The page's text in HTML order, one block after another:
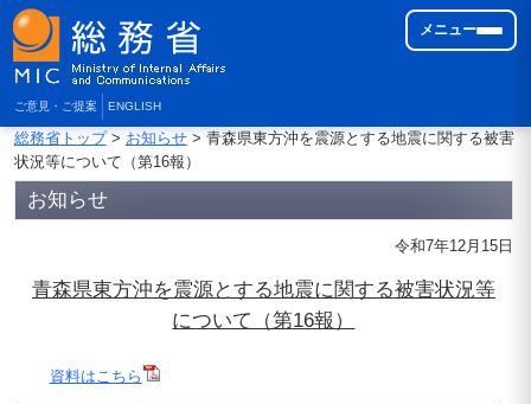
ご意見・ご提案 ENGLISH
メニュー
総務省トップ> お知らせ> 青森県東方沖を震源とする地震に関する被害
状況等について（第16報）
お知らせ
令和7年12月15日
青森県東方沖を震源とする地震に関する被害状況等
について（第16報）
資料はこちら